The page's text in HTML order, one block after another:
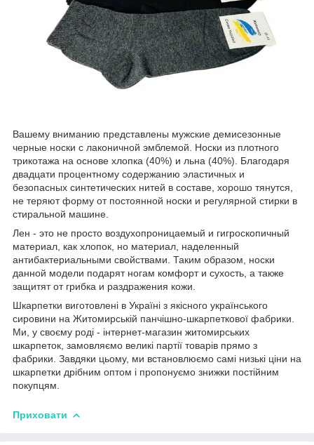
Вашему вниманию представлены мужские демисезонные
черные носки с лаконичной эмблемой. Носки из плотного
трикотажа на основе хлопка (40%) и льна (40%). Благодаря
двадцати процентному содержанию эластичных и
безопасных синтетических нитей в составе, хорошо тянутся,
не теряют форму от постоянной носки и регулярной стирки в
стиральной машине.
Лен - это не просто воздухопроницаемый и гигроскопичный
материал, как хлопок, но материал, наделенный
антибактериальными свойствами. Таким образом, носки
данной модели подарят ногам комфорт и сухость, а также
защитят от грибка и раздражения кожи.
Шкарпетки виготовлені в Україні з якісного українського
сировини на Житомирській панчішно-шкарпеткової фабрики.
Ми, у своєму роді - інтернет-магазин житомирських
шкарпеток, замовляємо великі партії товарів прямо з
фабрики. Завдяки цьому, ми встановлюємо самі низькі ціни на
шкарпетки дрібним оптом і пропонуємо знижки постійним
покупцям.
Приховати